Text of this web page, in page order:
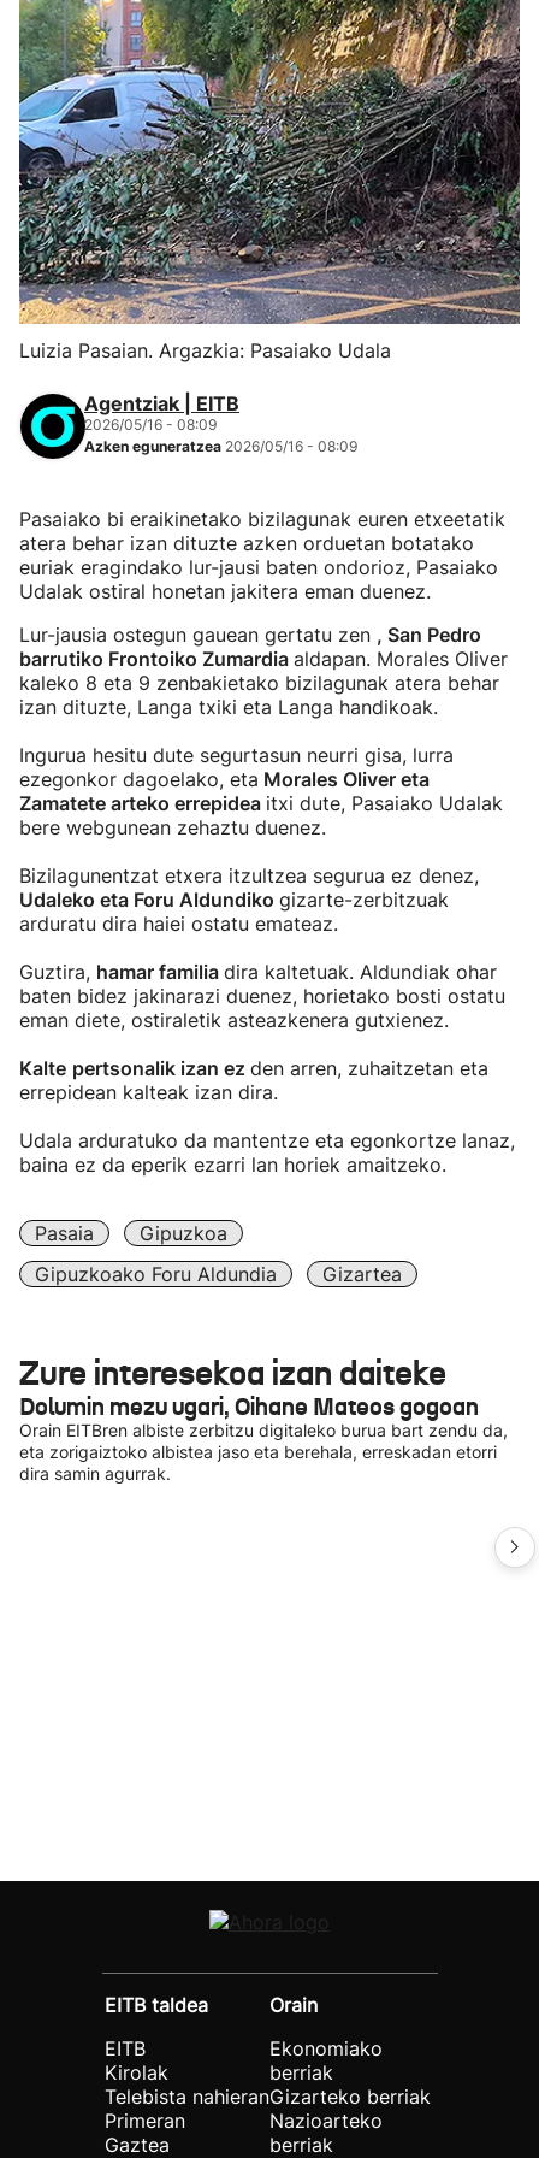
Luizia Pasaian. Argazkia: Pasaiako Udala
Agentziak | EITB
2026/05/16 - 08:09
Azken eguneratzea 2026/05/16 - 08:09
Pasaiako bi eraikinetako bizilagunak euren etxeetatik
atera behar izan dituzte azken orduetan botatako
euriak eragindako lur-jausi baten ondorioz, Pasaiako
Udalak ostiral honetan jakitera eman duenez.
Lur-jausia ostegun gauean gertatu zen , San Pedro
barrutiko Frontoiko Zumardia aldapan. Morales Oliver
kaleko 8 eta 9 zenbakietako bizilagunak atera behar
izan dituzte, Langa txiki eta Langa handikoak.
Ingurua hesitu dute segurtasun neurri gisa, lurra
ezegonkor dagoelako, eta Morales Oliver eta
Zamatete arteko errepidea itxi dute, Pasaiako Udalak
bere webgunean zehaztu duenez.
Bizilagunentzat etxera itzultzea segurua ez denez,
Udaleko eta Foru Aldundiko gizarte-zerbitzuak
arduratu dira haiei ostatu emateaz.
Guztira, hamar familia dira kaltetuak. Aldundiak ohar
baten bidez jakinarazi duenez, horietako bosti ostatu
eman diete, ostiraletik asteazkenera gutxienez.
Kalte pertsonalik izan ez den arren, zuhaitzetan eta
errepidean kalteak izan dira.
Udala arduratuko da mantentze eta egonkortze lanaz,
baina ez da eperik ezarri lan horiek amaitzeko.
Pasaia
Gipuzkoa
Gipuzkoako Foru Aldundia
Gizartea
Zure interesekoa izan daiteke
Dolumin mezu ugari, Oihane Mateos gogoan
Orain EITBren albiste zerbitzu digitaleko burua bart zendu da,
eta zorigaiztoko albistea jaso eta berehala, erreskadan etorri
dira samin agurrak.
EITB taldea
EITB
Kirolak
Telebista nahieran
Primeran
Gaztea
Orain
Ekonomiako
berriak
Gizarteko berriak
Nazioarteko
berriak